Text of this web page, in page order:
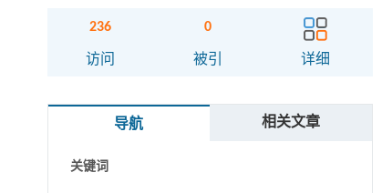
236
访问
0
被引 详细
导航 相关文章
摘要
Graphical abstract
关键词